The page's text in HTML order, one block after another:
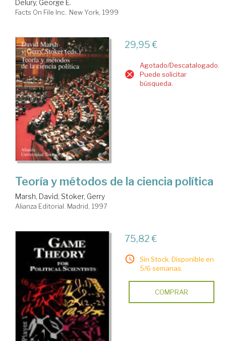
Delury, George E.
Facts On File Inc.. New York, 1999
29,95 €
Agotado/Descatalogado.
Puede solicitar
búsqueda.
Teoría y métodos de la ciencia política
Marsh, David; Stoker, Gerry
Alianza Editorial. Madrid, 1997
75,82 €
Sin Stock. Disponible en
5/6 semanas.
COMPRAR